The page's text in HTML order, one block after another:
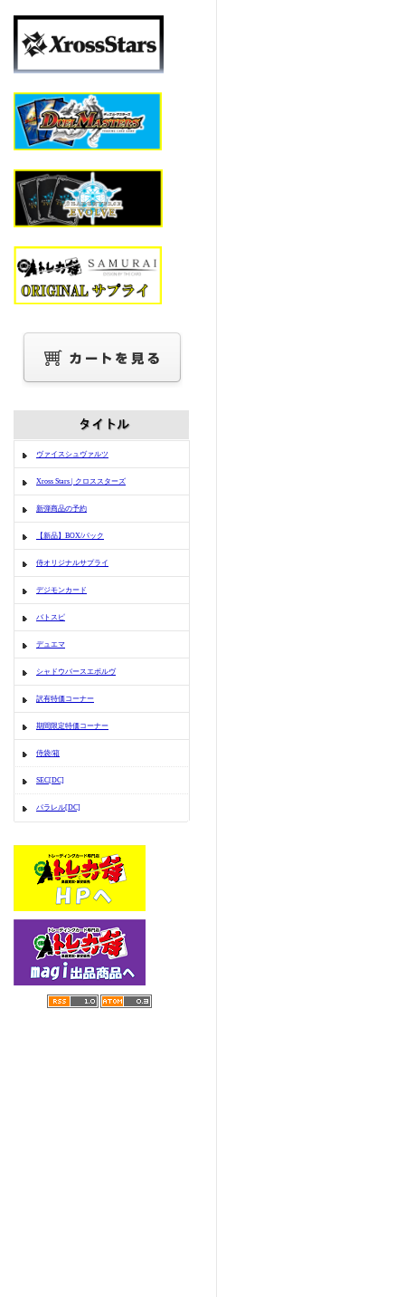
ヴァイスシュヴァルツ
Xross Stars | クロススターズ
新弾商品の予約
【新品】BOX/パック
侍オリジナルサプライ
デジモンカード
バトスピ
デュエマ
シャドウバースエボルヴ
訳有特価コーナー
期間限定特価コーナー
侍袋/箱
SEC[DC]
パラレル[DC]